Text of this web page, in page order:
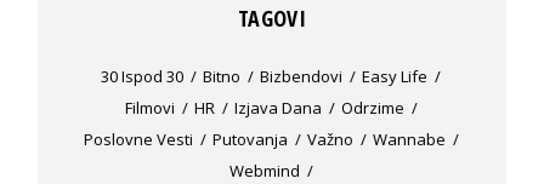
TAGOVI
30 Ispod 30 Bitno Bizbendovi
Easy Life
Filmovi
HR Izjava Dana
Odrzime
Poslovne Vesti
Putovanja Važno
Wannabe
Webmind